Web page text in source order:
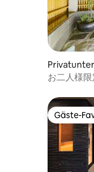
y
お二人様
野観光拠
Gäste-
Gäste-